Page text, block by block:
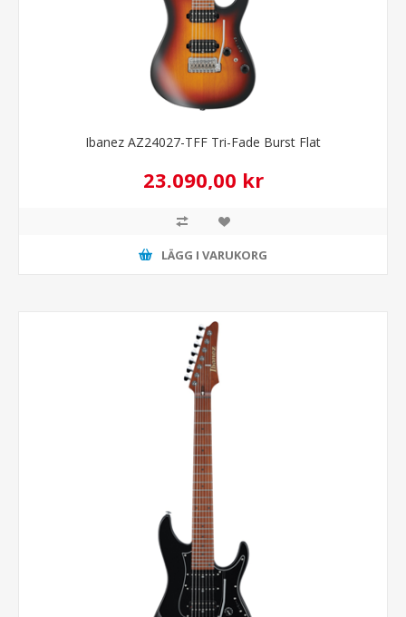
Ibanez AZ24027-TFF Tri-Fade Burst Flat
23.090,00 kr
LÄGG I VARUKORG